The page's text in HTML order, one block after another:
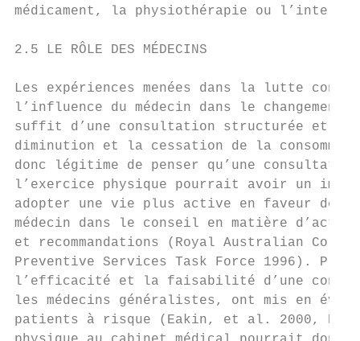
médicament, la physiothérapie ou
2.5 LE RÔLE DES MÉDECINS
Les expériences menées dans la lutte
l’influence du médecin dans le
suffit d’une consultation structurée et
diminution et la cessation de la
donc légitime de penser qu’une
l’exercice physique pourrait avoir un
adopter une vie plus active en faveur de
médecin dans le conseil en matière
et recommandations (Royal Australian
Preventive Services Task Force 1996).
l’efficacité et la faisabilité d’une
les médecins généralistes, ont mis en
patients à risque (Eakin, et al. 2000,